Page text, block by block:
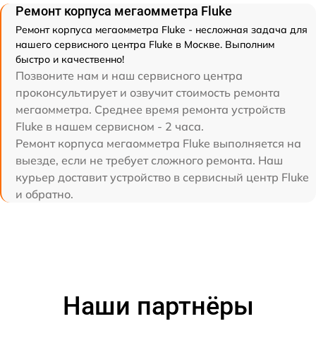
Ремонт корпуса мегаомметра Fluke
Ремонт корпуса мегаомметра Fluke - несложная задача для
нашего сервисного центра Fluke в Москве. Выполним
быстро и качественно!
Позвоните нам и наш сервисного центра
проконсультирует и озвучит стоимость ремонта
мегаомметра. Среднее время ремонта устройств
Fluke в нашем сервисном - 2 часа.
Ремонт корпуса мегаомметра Fluke выполняется на
выезде, если не требует сложного ремонта. Наш
курьер доставит устройство в сервисный центр Fluke
и обратно.
Наши партнёры